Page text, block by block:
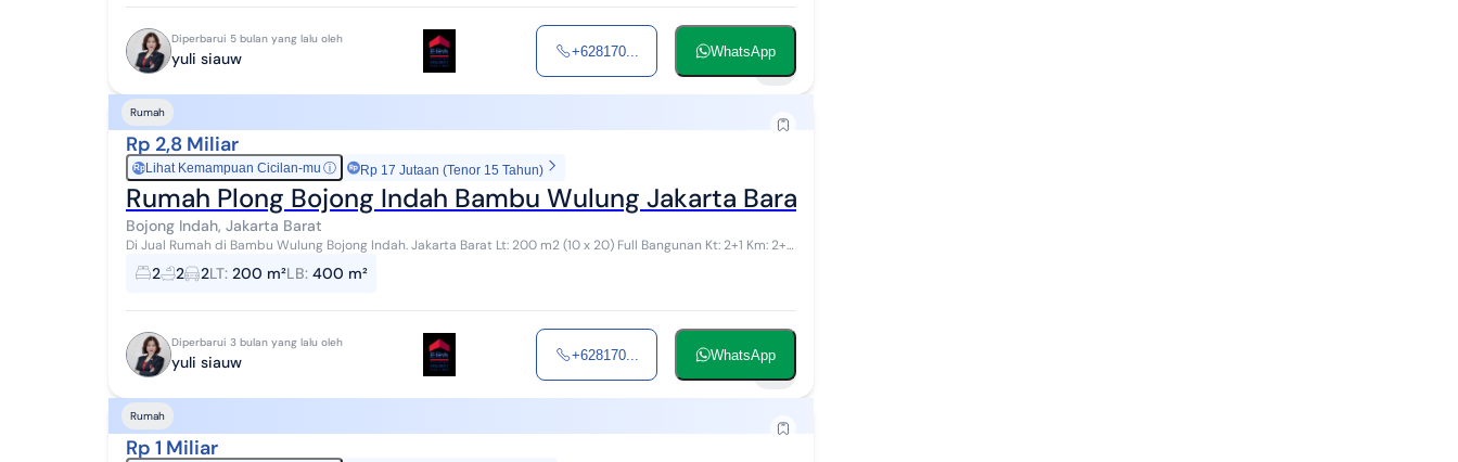
Diperbarui 5 bulan yang lalu oleh
yuli siauw +628170... WhatsApp
Rumah
Rp 2,8 Miliar
RpLihat Kemampuan Cicilan-mu ⓘ Rp 17 Jutaan (Tenor 15 Tahun)
Rumah Plong Bojong Indah Bambu Wulung Jakarta Barat Dekat Puri Indah
Bojong Indah, Jakarta Barat
Di Jual Rumah di Bambu Wulung Bojong Indah. Jakarta Barat Lt: 200 m2 (10 x 20) Full Bangunan Kt: 2+1 Km: 2+1
Lantai: 2 1/5 Listrik: 5500 watt + ...
2 2 2LT: 200 m²LB: 400 m²
Diperbarui 3 bulan yang lalu oleh
yuli siauw +628170... WhatsApp
Rumah
Rp 1 Miliar